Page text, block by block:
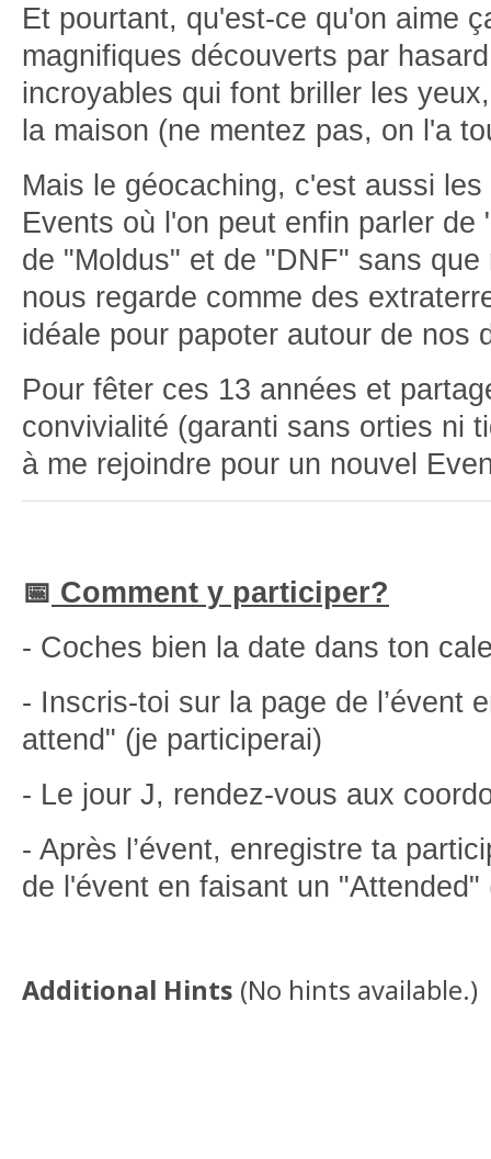
Et pourtant, qu'est-ce qu'on aime
magnifiques découverts par
incroyables qui font briller les
la maison (ne mentez pas, on l'a
Mais le géocaching, c'est aussi
Events où l'on peut enfin parler de
de "Moldus" et de "DNF" sans que
nous regarde comme des
idéale pour papoter autour de nos
Pour fêter ces 13 années et
convivialité (garanti sans orties ni
à me rejoindre pour un nouvel
📅 Comment y participer?
- Coches bien la date dans ton
- Inscris-toi sur la page de l’évent
attend" (je participerai)
- Le jour J, rendez-vous aux
- Après l’évent, enregistre ta
de l'évent en faisant un
Additional Hints (No hints available.)